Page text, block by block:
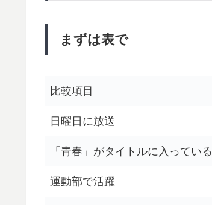
まずは表で
比較項目
日曜日に放送
「青春」がタイトルに入っている
運動部で活躍